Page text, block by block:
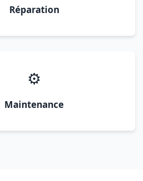
Réparation
⚙️
Maintenance